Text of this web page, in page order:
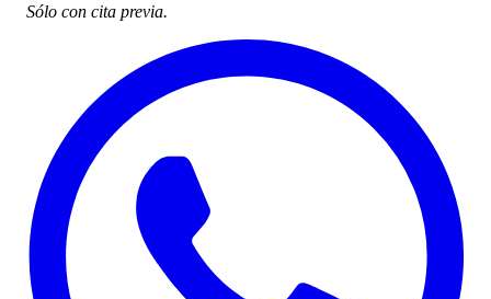
Sólo con cita previa.